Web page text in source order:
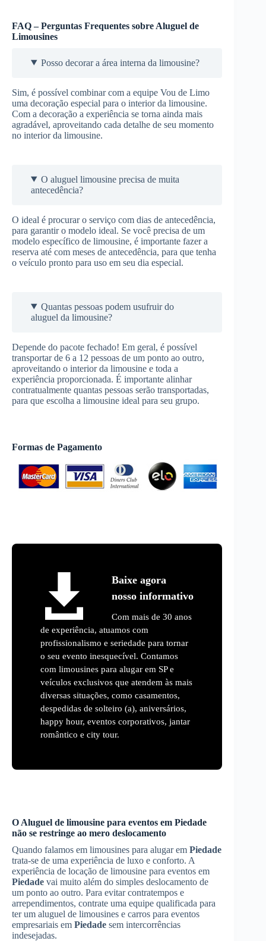
FAQ – Perguntas Frequentes sobre Aluguel de
Limousines
Posso decorar a área interna da limousine?
Sim, é possível combinar com a equipe Vou de Limo
uma decoração especial para o interior da limousine.
Com a decoração a experiência se torna ainda mais
agradável, aproveitando cada detalhe de seu momento
no interior da limousine.
O aluguel limousine precisa de muita
antecedência?
O ideal é procurar o serviço com dias de antecedência,
para garantir o modelo ideal. Se você precisa de um
modelo específico de limousine, é importante fazer a
reserva até com meses de antecedência, para que tenha
o veículo pronto para uso em seu dia especial.
Quantas pessoas podem usufruir do
aluguel da limousine?
Depende do pacote fechado! Em geral, é possível
transportar de 6 a 12 pessoas de um ponto ao outro,
aproveitando o interior da limousine e toda a
experiência proporcionada. É importante alinhar
contratualmente quantas pessoas serão transportadas,
para que escolha a limousine ideal para seu grupo.
Formas de Pagamento
Baixe agora
nosso informativo
Com mais de 30 anos
de experiência, atuamos com
profissionalismo e seriedade para tornar
o seu evento inesquecível. Contamos
com limousines para alugar em SP e
veículos exclusivos que atendem às mais
diversas situações, como casamentos,
despedidas de solteiro (a), aniversários,
happy hour, eventos corporativos, jantar
romântico e city tour.
O Aluguel de limousine para eventos em Piedade
não se restringe ao mero deslocamento
Quando falamos em limousines para alugar em Piedade
trata-se de uma experiência de luxo e conforto. A
experiência de locação de limousine para eventos em
Piedade vai muito além do simples deslocamento de
um ponto ao outro. Para evitar contratempos e
arrependimentos, contrate uma equipe qualificada para
ter um aluguel de limousines e carros para eventos
empresariais em Piedade sem intercorrências
indesejadas.